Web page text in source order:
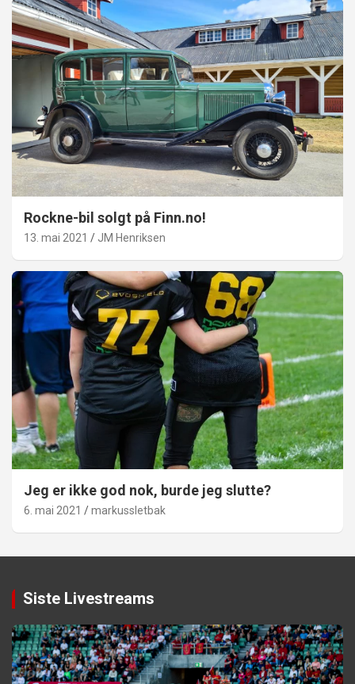
Rockne-bil solgt på Finn.no!
13. mai 2021 JM Henriksen
Jeg er ikke god nok, burde jeg slutte?
6. mai 2021 markussletbak
Siste Livestreams